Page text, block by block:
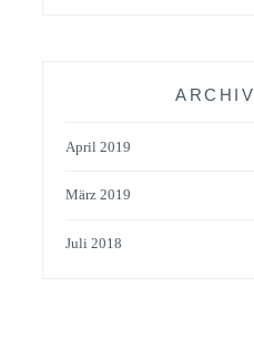
ARCHIV
April 2019
März 2019
Juli 2018